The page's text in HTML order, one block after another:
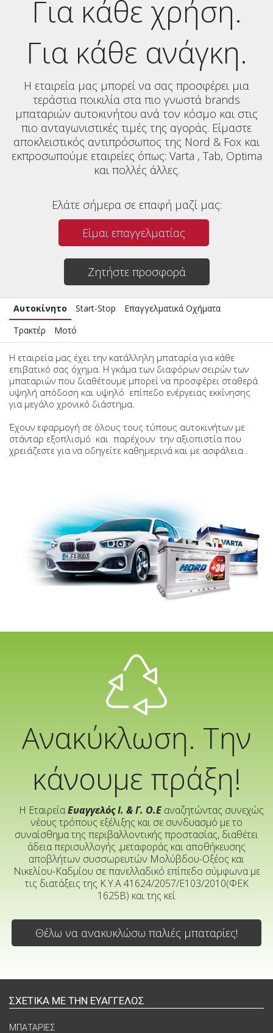
Για κάθε χρήση.
Για κάθε ανάγκη.
Η εταιρεία μας μπορεί να σας προσφέρει μια
τεράστια ποικιλία στα πιο γνωστά brands
μπαταριών αυτοκινήτου ανά τον κόσμο και στις
πιο ανταγωνιστικές τιμές της αγοράς. Είμαστε
αποκλειστικός αντιπρόσωπος της Nord & Fox και
εκπροσωπούμε εταιρείες όπως: Varta , Tab, Optima
και πολλές άλλες.
Ελάτε σήμερα σε επαφή μαζί μας:
Είμαι επαγγελματίας
Ζητήστε προσφορά
Αυτοκίνητο Start-Stop
Επαγγελματικά Οχήματα
Τρακτέρ
Μοτό
Η εταιρεία μας έχει την κατάλληλη μπαταρία για κάθε
επιβατικό σας όχημα. Η γκάμα των διαφόρων σειρών των
μπαταριών που διαθέτουμε μπορεί να προσφέρει σταθερά
υψηλή απόδοση και υψηλό επίπεδο ενέργειας εκκίνησης
για μεγάλο χρονικό διάστημα.
Έχουν εφαρμογή σε όλους τους τύπους αυτοκινήτων με
στάνταρ εξοπλισμό και παρέχουν την αξιοπιστία που
χρειάζεστε για να οδηγείτε καθημερινά και με ασφάλεια .
Ανακύκλωση. Την
κάνουμε πράξη!
Η ΕταιρείαΕυαγγελός Ι. & Γ. Ο.Ε αναζητώντας συνεχώς
νέους τρόπους εξέλιξης και σε συνδυασμό με το
συναίσθημα της περιβαλλοντικής προστασίας, διαθέτει
άδεια περισυλλογής ,μεταφοράς και αποθήκευσης
αποβλήτων συσσωρευτών Μολύβδου-Οξέος και
Νικελίου-Καδμίου σε πανελλαδικό επίπεδο σύμφωνα με
τις διατάξεις της Κ.Υ.Α 41624/2057/Ε103/2010(ΦΕΚ
1625Β) και της κεί
Θέλω να ανακυκλώσω παλιές μπαταρίες!
ΣΧΕΤΙΚΑ ΜΕ ΤΗΝ ΕΥΑΓΓΕΛΟΣ
ΜΠΑΤΑΡΙΕΣ